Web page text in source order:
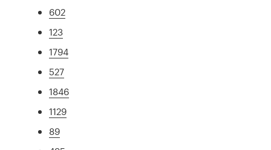
602
123
1794
527
1846
1129
89